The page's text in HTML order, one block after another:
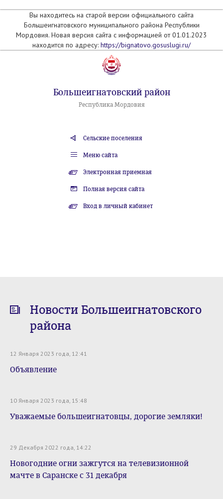
Вы находитесь на старой версии официального сайта
Большеигнатовского муниципального района Республики
Мордовия. Новая версия сайта с информацией от 01.01.2023
находится по адресу: https://bignatovo.gosuslugi.ru/
Большеигнатовский район
Республика Мордовия
Сельские поселения
Меню сайта
Электронная приемная
Полная версия сайта
Вход в личный кабинет
Новости Большеигнатовского
района
12 Января 2023 года, 12:41
Объявление
10 Января 2023 года, 15:48
Уважаемые большеигнатовцы, дорогие земляки!
29 Декабря 2022 года, 14:22
Новогодние огни зажгутся на телевизионной
мачте в Саранске с 31 декабря